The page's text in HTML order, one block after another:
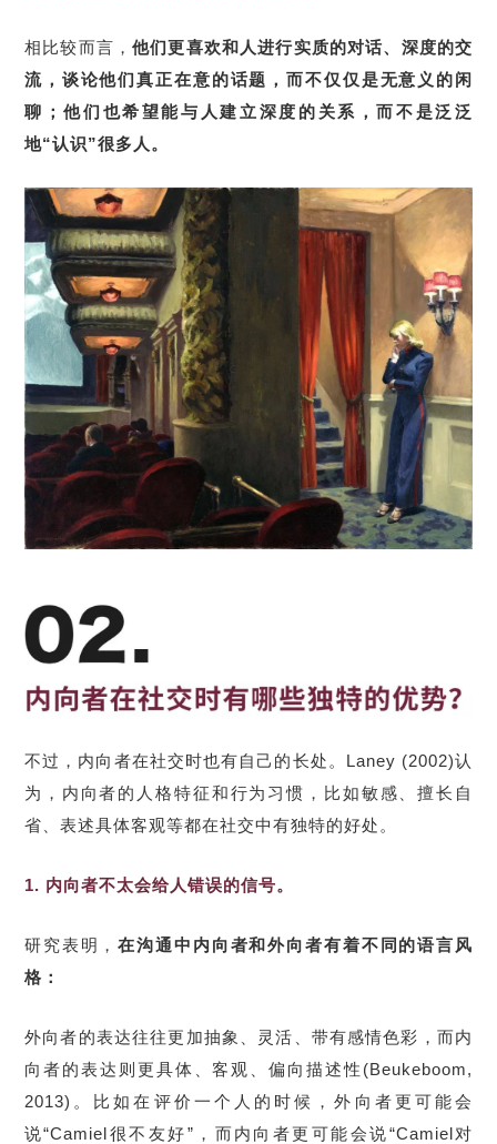
相比较而言， 他们更喜欢和人进行实质的对话、深度的交
流，谈论他们真正在意的话题，而不仅仅是无意义的闲
聊；他们也希望能与人建立深度的关系，而不是泛泛
地“认识”很多人。
不过，内向者在社交时也有自己的长处。Laney (2002)认
为，内向者的人格特征和行为习惯，比如敏感、擅长自
省、表述具体客观等都在社交中有独特的好处。
1. 内向者不太会给人错误的信号。
研究表明，在沟通中内向者和外向者有着不同的语言风
格：
外向者的表达往往更加抽象、灵活、带有感情色彩，而内
向者的表达则更具体、客观、偏向描述性(Beukeboom,
2013)。比如在评价一个人的时候，外向者更可能会
说“Camiel很不友好”，而内向者更可能会说“Camiel对